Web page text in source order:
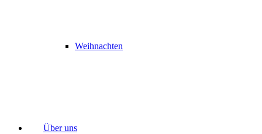
Weihnachten
Über uns